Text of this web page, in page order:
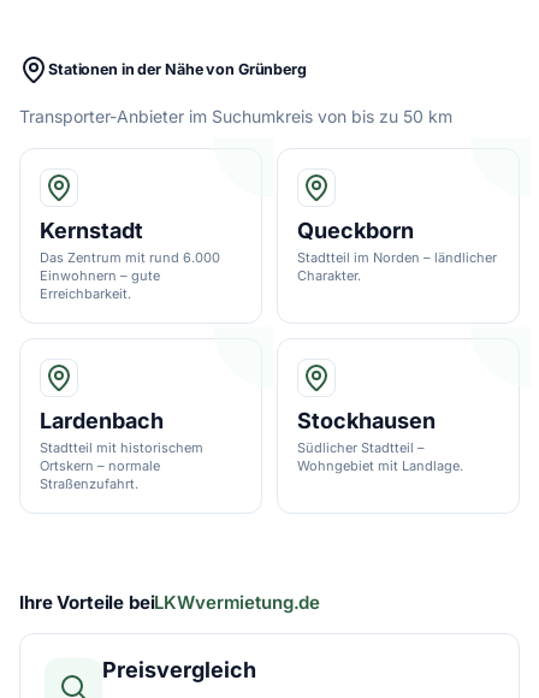
Stationen in der Nähe von Grünberg
Transporter-Anbieter im Suchumkreis von bis zu 50 km
Kernstadt
Das Zentrum mit rund 6.000
Einwohnern – gute
Erreichbarkeit.
Queckborn
Stadtteil im Norden – ländlicher
Charakter.
Lardenbach
Stadtteil mit historischem
Ortskern – normale
Straßenzufahrt.
Stockhausen
Südlicher Stadtteil –
Wohngebiet mit Landlage.
Ihre Vorteile beiLKWvermietung.de
Preisvergleich